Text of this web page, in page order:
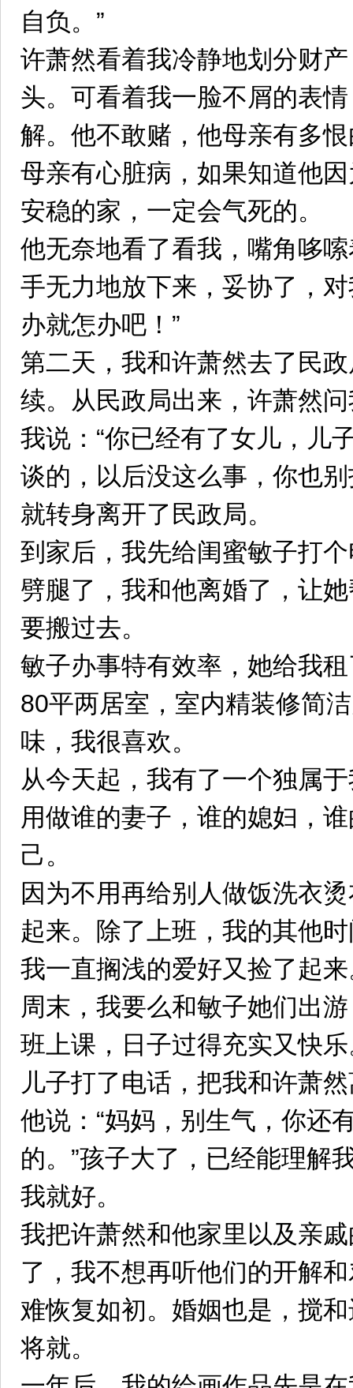
自负。”
许萧然看着我冷静地划分财
头。可看着我一脸不屑的表
解。他不敢赌，他母亲有多
母亲有心脏病，如果知道他
安稳的家，一定会气死的。
他无奈地看了看我，嘴角哆
手无力地放下来，妥协了，
办就怎办吧！”
第二天，我和许萧然去了民
续。从民政局出来，许萧然问
我说：“你已经有了女儿，儿
谈的，以后没这么事，你也
就转身离开了民政局。
到家后，我先给闺蜜敏子打
劈腿了，我和他离婚了，让
要搬过去。
敏子办事特有效率，她给我
80平两居室，室内精装修简
味，我很喜欢。
从今天起，我有了一个独属
用做谁的妻子，谁的媳妇，
己。
因为不用再给别人做饭洗衣
起来。除了上班，我的其他
我一直搁浅的爱好又捡了起
周末，我要么和敏子她们出
班上课，日子过得充实又快
儿子打了电话，把我和许萧
他说：“妈妈，别生气，你还
的。”孩子大了，已经能理解
我就好。
我把许萧然和他家里以及亲
了，我不想再听他们的开解
难恢复如初。婚姻也是，搅
将就。